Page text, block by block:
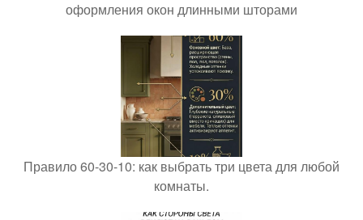
оформления окон длинными шторами
Правило 60-30-10: как выбрать три цвета для любой
комнаты.